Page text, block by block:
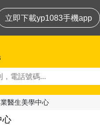
立即下載yp1083手機app
醫生美學中心
心